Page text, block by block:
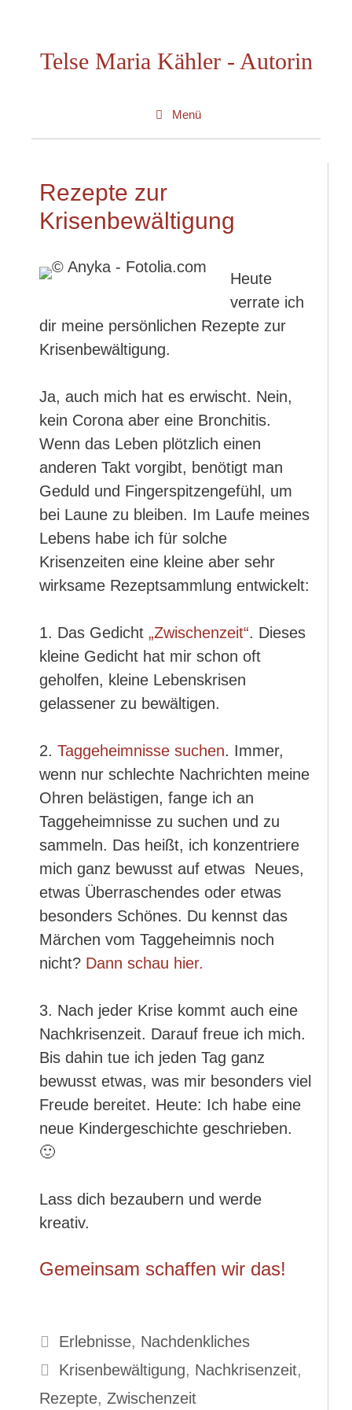
springenTelse Maria Kähler - Autorin
Menü
Rezepte zur
Krisenbewältigung
Heute
verrate ich
dir meine persönlichen Rezepte zur
Krisenbewältigung.
Ja, auch mich hat es erwischt. Nein,
kein Corona aber eine Bronchitis.
Wenn das Leben plötzlich einen
anderen Takt vorgibt, benötigt man
Geduld und Fingerspitzengefühl, um
bei Laune zu bleiben. Im Laufe meines
Lebens habe ich für solche
Krisenzeiten eine kleine aber sehr
wirksame Rezeptsammlung entwickelt:
1. Das Gedicht „Zwischenzeit“. Dieses
kleine Gedicht hat mir schon oft
geholfen, kleine Lebenskrisen
gelassener zu bewältigen.
2. Taggeheimnisse suchen. Immer,
wenn nur schlechte Nachrichten meine
Ohren belästigen, fange ich an
Taggeheimnisse zu suchen und zu
sammeln. Das heißt, ich konzentriere
mich ganz bewusst auf etwas Neues,
etwas Überraschendes oder etwas
besonders Schönes. Du kennst das
Märchen vom Taggeheimnis noch
nicht? Dann schau hier.
3. Nach jeder Krise kommt auch eine
Nachkrisenzeit. Darauf freue ich mich.
Bis dahin tue ich jeden Tag ganz
bewusst etwas, was mir besonders viel
Freude bereitet. Heute: Ich habe eine
neue Kindergeschichte geschrieben.
🙂
Lass dich bezaubern und werde
kreativ.
Gemeinsam schaffen wir das!
Kategorien
Erlebnisse, Nachdenkliches
Schlagwörter
Krisenbewältigung, Nachkrisenzeit,
Rezepte, Zwischenzeit